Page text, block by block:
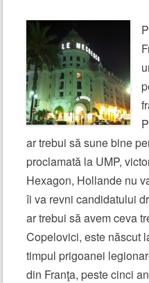
ar trebui să sune bine
proclamată la UMP,
Hexagon, Hollande nu
îi va revni candidatului
ar trebui să avem ceva
Copelovici, este născut
timpul prigoanei
din Franţa, peste cinci